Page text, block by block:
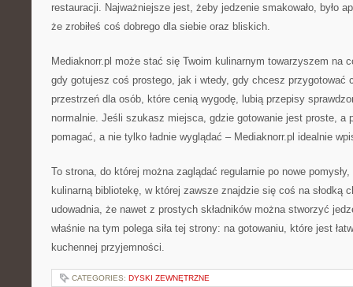
restauracji. Najważniejsze jest, żeby jedzenie smakowało, było
że zrobiłeś coś dobrego dla siebie oraz bliskich.
Mediaknorr.pl może stać się Twoim kulinarnym towarzyszem na
gdy gotujesz coś prostego, jak i wtedy, gdy chcesz przygotować
przestrzeń dla osób, które cenią wygodę, lubią przepisy
normalnie. Jeśli szukasz miejsca, gdzie gotowanie jest proste, a
pomagać, a nie tylko ładnie wyglądać – Mediaknorr.pl idealnie
To strona, do której można zaglądać regularnie po nowe
kulinarną bibliotekę, w której zawsze znajdzie się coś na słodką
udowadnia, że nawet z prostych składników można stworzyć
właśnie na tym polega siła tej strony: na gotowaniu, które jest
kuchennej przyjemności.
CATEGORIES: DYSKI ZEWNĘTRZNE